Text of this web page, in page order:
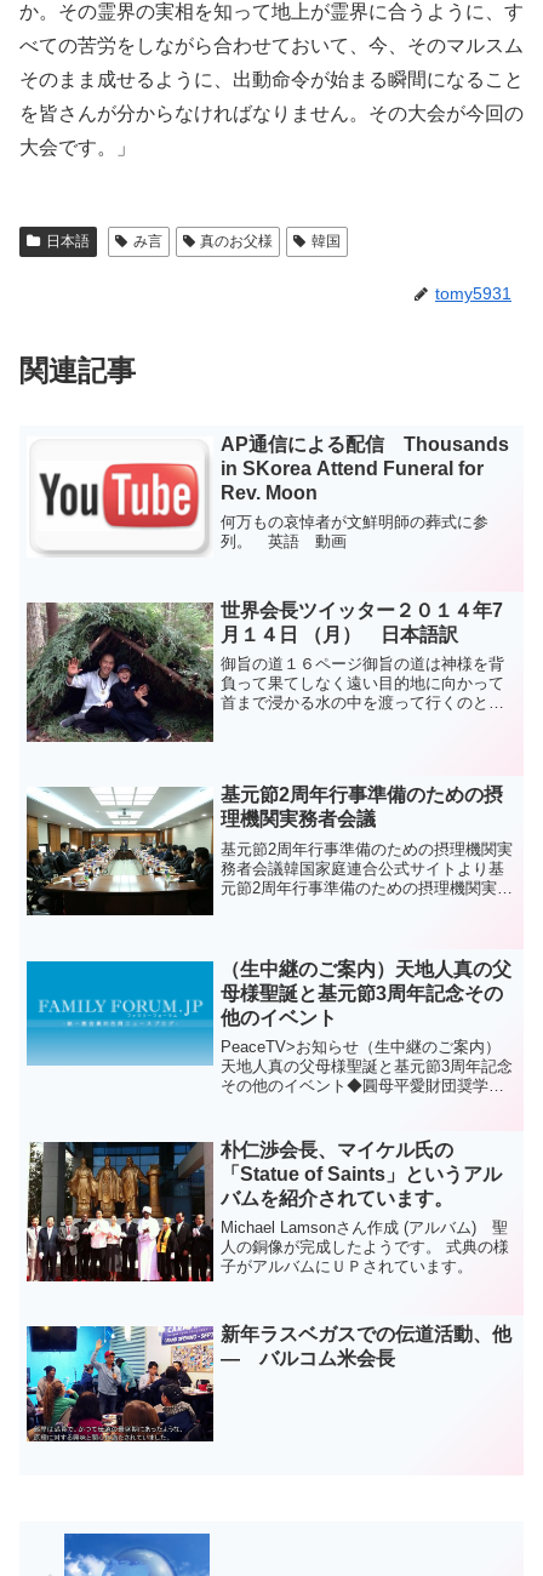
か。その霊界の実相を知って地上が霊界に合うように、す
べての苦労をしながら合わせておいて、今、そのマルスム
そのまま­成せるように、出動命令が始まる瞬間になること
を皆さんが分からなければなりません。その大会が今回の
大会です。」
日本語 み言 真のお父様 韓国
tomy5931
関連記事
AP通信による配信 Thousands
in SKorea Attend Funeral for
Rev. Moon
何万もの哀悼者が文鮮明師の葬式に参
列。 英語 動画
世界会長ツイッター２０１４年7
月１４日 （月） 日本語訳
御旨の道１６ページ御旨の道は神様を背
負って果てしなく遠い目的地に向かって
首まで浸かる水の中を渡って行くのと同
업고 아득한 목적지...
基元節2周年行事準備のための摂
理機関実務者会議
基元節2周年行事準備のための摂理機関実
務者会議韓国家庭連合公式サイトより基
元節2周年行事準備のための摂理機関実務
関の実務者...
（生中継のご案内）天地人真の父
母様聖誕と基元節3周年記念その
他のイベント
PeaceTV>お知らせ（生中継のご案内）
天地人真の父母様聖誕と基元節3周年記念
その他のイベント◆圓母平愛財団奨学証
年修練院◆国際的なリーダー会議
（ILC）...
朴仁渉会長、マイケル氏の
「Statue of Saints」というアル
バムを紹介されています。
Michael Lamsonさん作成 (アルバム) 聖
人の銅像が完成したようです。 式典の様
子がアルバムにＵＰされています。
新年ラスベガスでの伝道活動、他
― バルコム米会長